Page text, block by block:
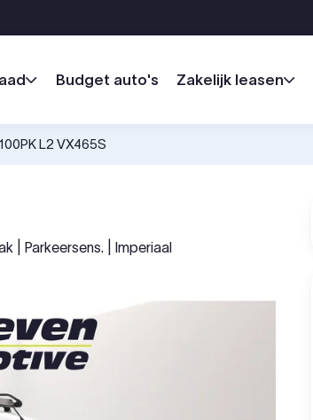
Budget auto's Zakelijk leasen
L2 VX465S
| Parkeersens. | Imperiaal